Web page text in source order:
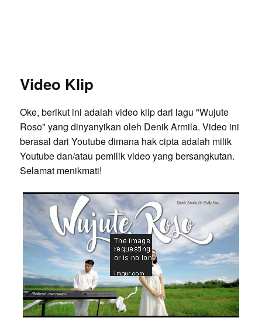
Video Klip
Oke, berikut ini adalah video klip dari lagu "Wujute
Roso" yang dinyanyikan oleh Denik Armila. Video ini
berasal dari Youtube dimana hak cipta adalah milik
Youtube dan/atau pemilik video yang bersangkutan.
Selamat menikmati!